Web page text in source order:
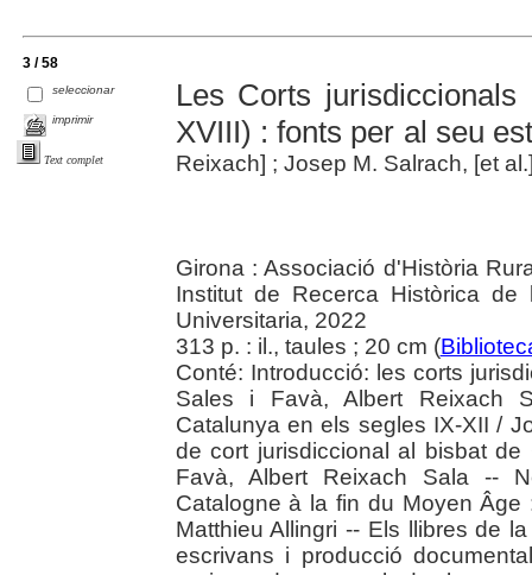
3 / 58
seleccionar
imprimir
Text complet
Les Corts
XVIII) : fonts per al seu
Reixach] ; Josep M. Salrach, [et
Girona : Associació d'Història
Institut de Recerca Històrica de
Universitaria, 2022
313 p. : il., taules ; 20 cm (
Conté: Introducció: les corts
Sales i Favà, Albert Reixach
Catalunya en els segles IX-XII /
de cort jurisdiccional al bisbat
Favà, Albert Reixach Sala --
Catalogne à la fin du Moyen
Matthieu Allingri -- Els llibres de
escrivans i producció